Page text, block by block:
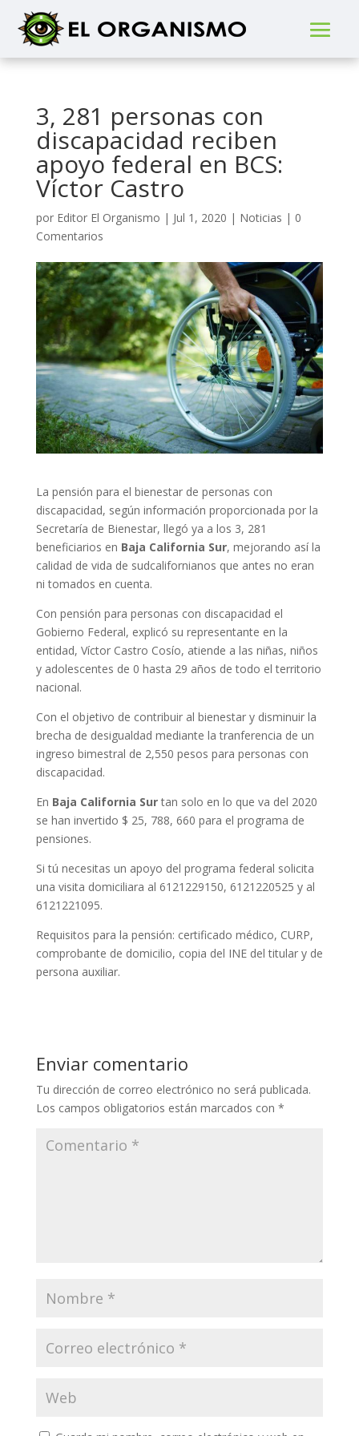
3, 281 personas con
discapacidad reciben
apoyo federal en BCS:
Víctor Castro
por Editor El Organismo | Jul 1, 2020 | Noticias | 0
Comentarios
La pensión para el bienestar de personas con
discapacidad, según información proporcionada por la
Secretaría de Bienestar, llegó ya a los 3, 281
beneficiarios en Baja California Sur, mejorando así la
calidad de vida de sudcalifornianos que antes no eran
ni tomados en cuenta.
Con pensión para personas con discapacidad el
Gobierno Federal, explicó su representante en la
entidad, Víctor Castro Cosío, atiende a las niñas, niños
y adolescentes de 0 hasta 29 años de todo el territorio
nacional.
Con el objetivo de contribuir al bienestar y disminuir la
brecha de desigualdad mediante la tranferencia de un
ingreso bimestral de 2,550 pesos para personas con
discapacidad.
En Baja California Surtan solo en lo que va del 2020
se han invertido $ 25, 788, 660 para el programa de
pensiones.
Si tú necesitas un apoyo del programa federal solicita
una visita domiciliara al 6121229150, 6121220525 y al
6121221095.
Requisitos para la pensión: certificado médico, CURP,
comprobante de domicilio, copia del INE del titular y de
persona auxiliar.
Enviar comentario
Tu dirección de correo electrónico no será publicada.
Los campos obligatorios están marcados con *